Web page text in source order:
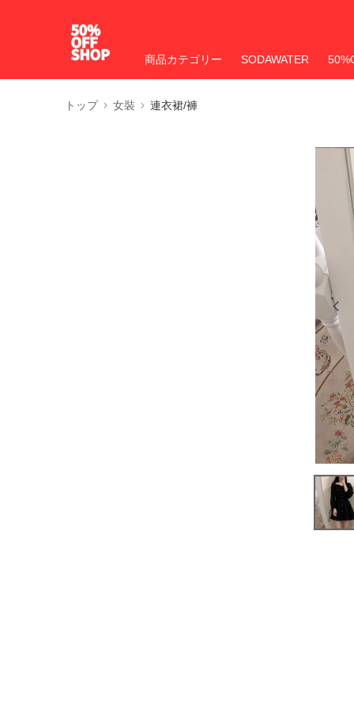
商品カテゴリー SODAWATER
トップ 女裝 連衣裙/褲